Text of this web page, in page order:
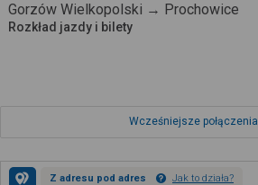
Gorzów Wielkopolski → Prochowice
Rozkład jazdy i bilety
Wcześniejsze połączenia
Z adresu pod adres Jak to działa?